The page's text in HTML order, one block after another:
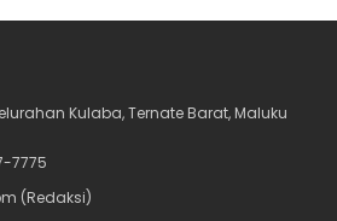
Kulaba, Ternate Barat, Maluku
7775
(Redaksi)